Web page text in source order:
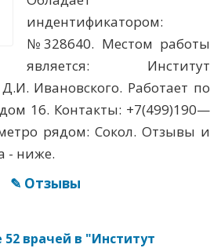
индентификатором:
№328640. Местом работы
является: Институт
Ивановского. Работает по
16. Контакты: +7(499)190—
рядом: Сокол. Отзывы и
- ниже.
✎ Отзывы
врачей в "Институт